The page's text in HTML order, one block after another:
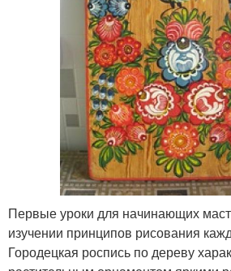
Первые уроки для начинающих
изучении принципов рисования
Городецкая роспись по дереву